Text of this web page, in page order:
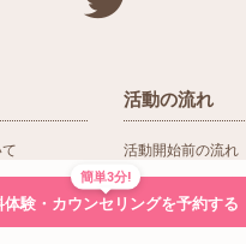
活動の流れ
活動開始前の流れ
入会後の活動の流れ
簡単3分!
体験・カウンセリングを予約する